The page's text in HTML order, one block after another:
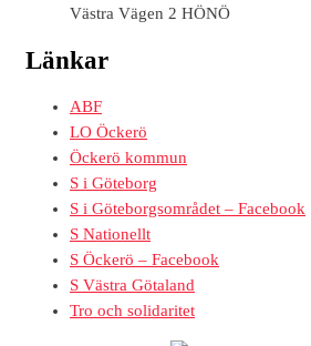
Västra Vägen 2 HÖNÖ
Länkar
ABF
LO Öckerö
Öckerö kommun
S i Göteborg
S i Göteborgsområdet – Facebook
S Nationellt
S Öckerö – Facebook
S Västra Götaland
Tro och solidaritet